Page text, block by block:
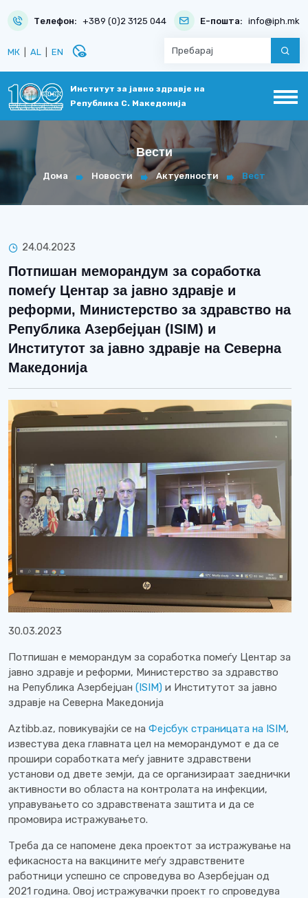
Телефон: +389 (0)2 3125 044 Е-пошта: info@iph.mk
МК AL EN disabled_visible
Институт за јавно здравје на
Република С. Македонија
Вести
Дома Новости Актуелности Вест
24.04.2023
Потпишан меморандум за соработка
помеѓу Центар за јавно здравје и
реформи, Министерство за здравство на
Република Азербејџан (ISIM) и
Институтот за јавно здравје на Северна
Македонија
30.03.2023
Потпишан е меморандум за соработка помеѓу Центар за
јавно здравје и реформи, Министерство за здравство
на Република Азербејџан (ISIM) и Институтот за јавно
здравје на Северна Македонија
Aztibb.az, повикувајќи се на Фејсбук страницата на ISIM,
известува дека главната цел на меморандумот е да се
прошири соработката меѓу јавните здравствени
установи од двете земји, да се организираат заеднички
активности во областа на контролата на инфекции,
управувањето со здравствената заштита и да се
промовира истражувањето.
Треба да се напомене дека проектот за истражување на
ефикасноста на вакцините меѓу здравствените
работници успешно се спроведува во Азербејџан од
2021 година. Овој истражувачки проект го спроведува